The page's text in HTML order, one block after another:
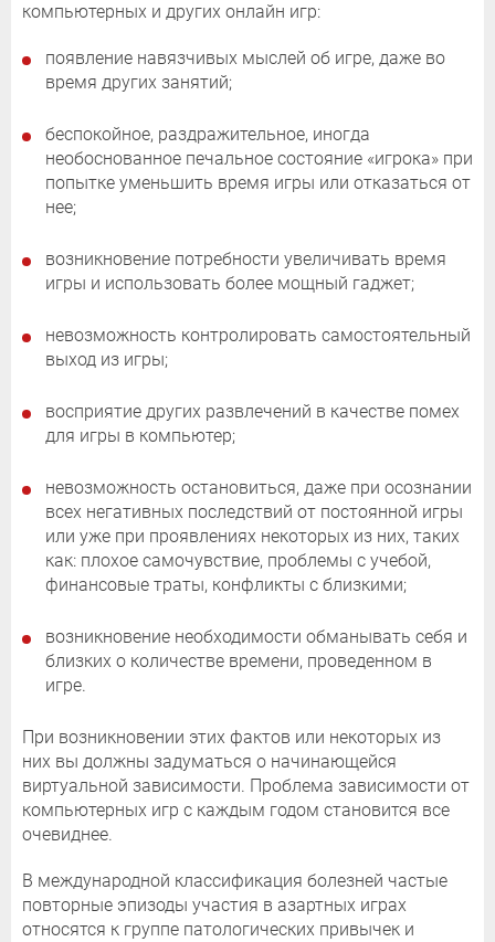
компьютерных и других онлайн игр:
появление навязчивых мыслей об игре, даже во
время других занятий;
беспокойное, раздражительное, иногда
необоснованное печальное состояние «игрока» при
попытке уменьшить время игры или отказаться от
нее;
возникновение потребности увеличивать время
игры и использовать более мощный гаджет;
невозможность контролировать самостоятельный
выход из игры;
восприятие других развлечений в качестве помех
для игры в компьютер;
невозможность остановиться, даже при осознании
всех негативных последствий от постоянной игры
или уже при проявлениях некоторых из них, таких
как: плохое самочувствие, проблемы с учебой,
финансовые траты, конфликты с близкими;
возникновение необходимости обманывать себя и
близких о количестве времени, проведенном в
игре.
При возникновении этих фактов или некоторых из
них вы должны задуматься о начинающейся
виртуальной зависимости. Проблема зависимости от
компьютерных игр с каждым годом становится все
очевиднее.
В международной классификация болезней частые
повторные эпизоды участия в азартных играх
относятся к группе патологических привычек и